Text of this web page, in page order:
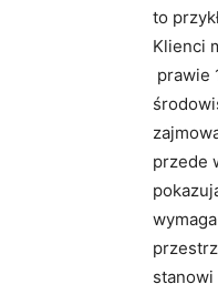
to
Klienci
prawie
przede
stanowi